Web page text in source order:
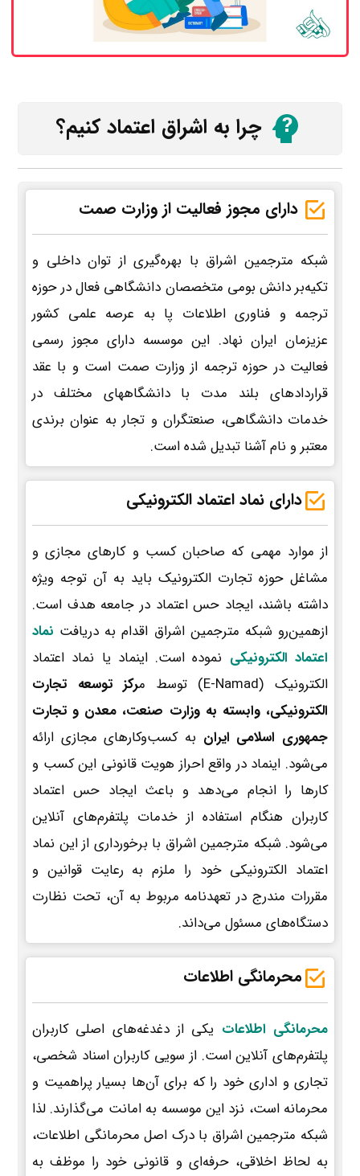
چرا به اشراق اعتماد کنیم؟
دارای مجوز فعالیت از وزارت صمت
شبکه مترجمین اشراق با بهره‌گیری از توان داخلی و
تکیه‌بر دانش بومی متخصصان دانشگاهی فعال در حوزه
ترجمه و فناوری اطلاعات پا به عرصه علمی کشور
عزیزمان ایران نهاد. این موسسه دارای مجوز رسمی
فعالیت در حوزه ترجمه از وزارت صمت است و با عقد
قراردادهای بلند مدت با دانشگاههای مختلف در
خدمات دانشگاهی، صنعتگران و تجار به عنوان برندی
معتبر و نام آشنا تبدیل شده است.
دارای نماد اعتماد الکترونیکی
از موارد مهمی که صاحبان کسب و کارهای مجازی و
مشاغل حوزه تجارت الکترونیک باید به آن توجه ویژه
داشته باشند، ایجاد حس اعتماد در جامعه هدف است.
ازهمین‌رو شبکه مترجمین اشراق اقدام به دریافت نماد
اعتماد الکترونیکی نموده است. اینماد یا نماد اعتماد
الکترونیک (E-Namad) توسط م
رکز توسعه تجارت
الکترونیکی، وابسته به وزارت صنعت، معدن و تجارت
جمهوری اسلامی ایران به کسب‌وکارهای مجازی ارائه
می‌شود. اینماد در واقع احراز هویت قانونی این کسب و
کارها را انجام می‌دهد و باعث ایجاد حس اعتماد
کاربران هنگام استفاده از خدمات پلتفرم‌های آنلاین
می‌شود. شبکه مترجمین اشراق با برخورداری از این نماد
اعتماد الکترونیکی خود را ملزم به رعایت قوانین و
مقررات مندرج در تعهدنامه مربوط به آن، تحت نظارت
دستگاه‌های مسئول می‌داند.
محرمانگی اطلاعات
محرمانگی اطلاعات یکی از دغدغه‌های اصلی کاربران
پلتفرم‌های آنلاین است. از سویی کاربران اسناد شخصی،
تجاری و اداری خود را که برای آن‌ها بسیار پراهمیت و
محرمانه است، نزد این موسسه به امانت می‌گذارند. لذا
شبکه مترجمین اشراق با درک اصل محرمانگی اطلاعات،
به لحاظ اخلاقی، حرفه‌ای و قانونی خود را موظف به